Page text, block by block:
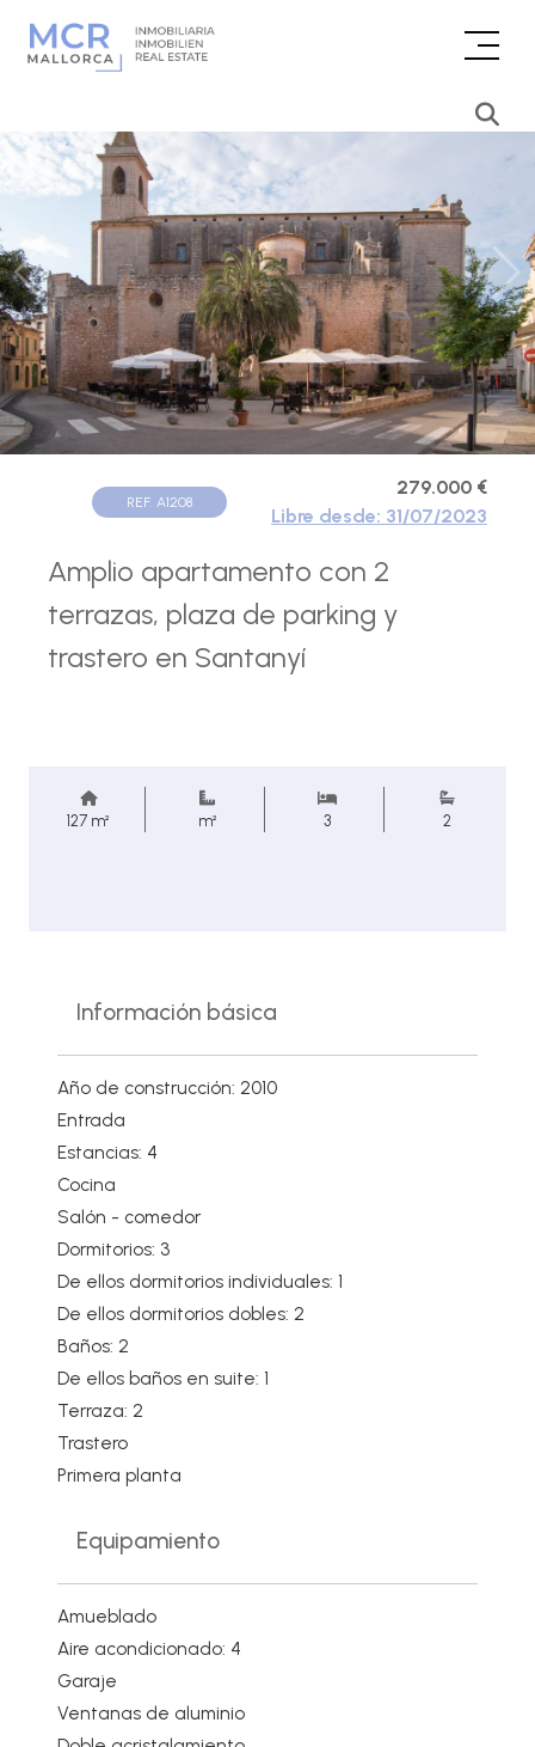
REF. A1208
279.000 €
Libre desde: 31/07/2023
Amplio apartamento con 2
terrazas, plaza de parking y
trastero en Santanyí
127 m² m² 3 2
Información básica
Año de construcción: 2010
Entrada
Estancias: 4
Cocina
Salón - comedor
Dormitorios: 3
De ellos dormitorios individuales: 1
De ellos dormitorios dobles: 2
Baños: 2
De ellos baños en suite: 1
Terraza: 2
Trastero
Primera planta
Equipamiento
Amueblado
Aire acondicionado: 4
Garaje
Ventanas de aluminio